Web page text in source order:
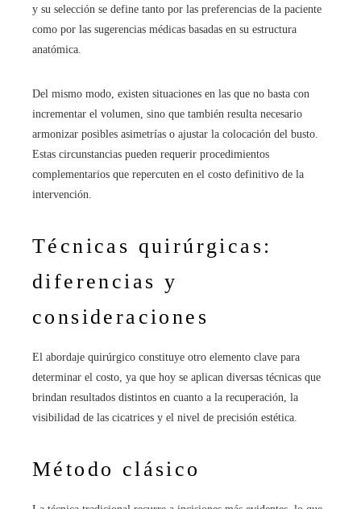
y su selección se define tanto por las preferencias de la paciente
como por las sugerencias médicas basadas en su estructura
anatómica.
Del mismo modo, existen situaciones en las que no basta con
incrementar el volumen, sino que también resulta necesario
armonizar posibles asimetrías o ajustar la colocación del busto.
Estas circunstancias pueden requerir procedimientos
complementarios que repercuten en el costo definitivo de la
intervención.
Técnicas quirúrgicas:
diferencias y
consideraciones
El abordaje quirúrgico constituye otro elemento clave para
determinar el costo, ya que hoy se aplican diversas técnicas que
brindan resultados distintos en cuanto a la recuperación, la
visibilidad de las cicatrices y el nivel de precisión estética.
Método clásico